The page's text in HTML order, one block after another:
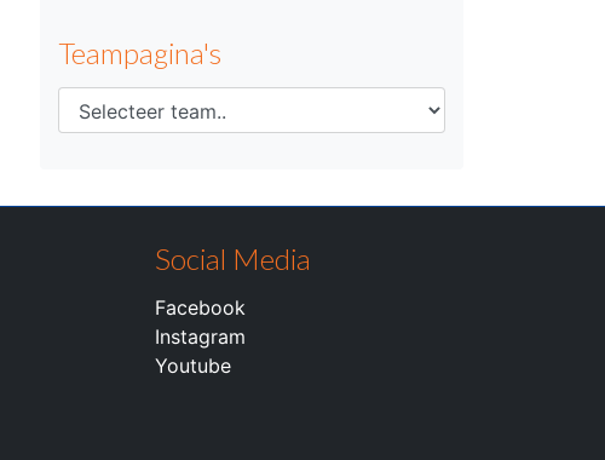
Teampagina's
Social Media
Facebook
Instagram
Youtube